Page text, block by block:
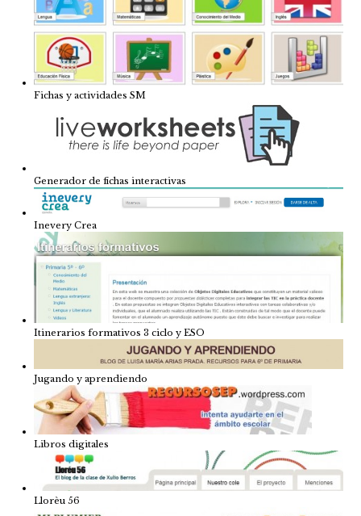
Fichas y actividades SM
Generador de fichas interactivas
Inevery Crea
Itinerarios formativos 3 ciclo y ESO
Jugando y aprendiendo
Libros digitales
Llorèu 56